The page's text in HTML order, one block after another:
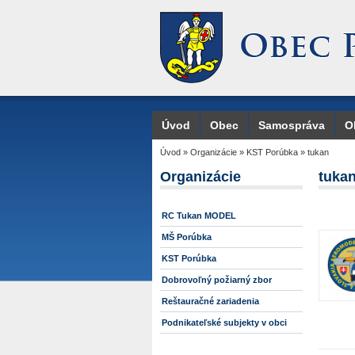
Úvod Obec Samospráva
Úvod » Organizácie » KST Porúbka » tukan
Organizácie
RC Tukan MODEL
MŠ Porúbka
KST Porúbka
Dobrovoľný požiarný zbor
Reštauračné zariadenia
Podnikateľské subjekty v obci
tukan